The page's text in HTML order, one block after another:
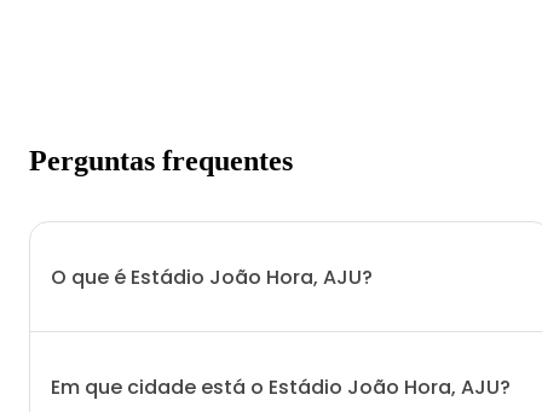
Perguntas frequentes
O que é Estádio João Hora, AJU?
Em que cidade está o Estádio João Hora, AJU?